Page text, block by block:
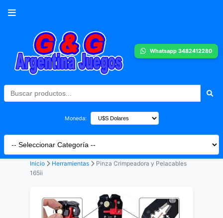
Whatsapp 3482412280
Moneda:
Inicio Herramientas
Pinza Crimpeadora y Pelacables
165ii